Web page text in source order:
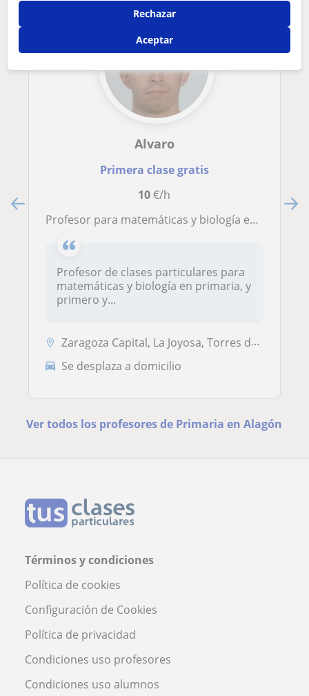
Alvaro
Primera clase gratis
10€/h
Profesor para matemáticas y biología en primaria; y primero y segundo de la ESO.
Profesor de clases particulares para
matemáticas y biología en primaria, y
primero y...
Zaragoza Capital, La Joyosa, Torres de Berrellén, Utebo, Alagón, Pinse...
Se desplaza a domicilio
Ver todos los profesores de Primaria en Alagón
Términos y condiciones
Política de cookies
Configuración de Cookies
Política de privacidad
Condiciones uso profesores
Condiciones uso alumnos
Rechazar
Aceptar